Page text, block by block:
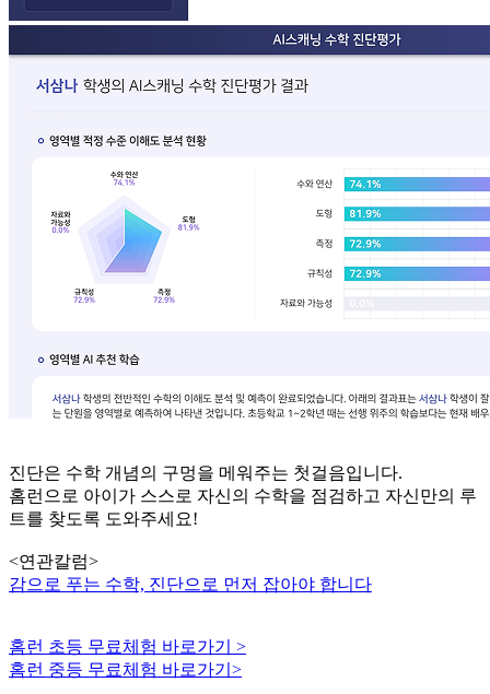
진단은 수학 개념의 구멍을 메워주는 첫걸음입니다.
홈런으로 아이가 스스로 자신의 수학을 점검하고 자신만의 루
트를 찾도록 도와주세요!
<연관칼럼>
감으로 푸는 수학, 진단으로 먼저 잡아야 합니다
홈런 초등 무료체험 바로가기 >
홈런 중등 무료체험 바로가기 >